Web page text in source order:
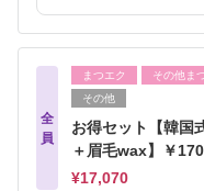
全
員
まつエク その他ま
その他
お得セット【韓国
＋眉毛wax】￥
¥17,070